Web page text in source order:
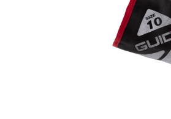
Industrie